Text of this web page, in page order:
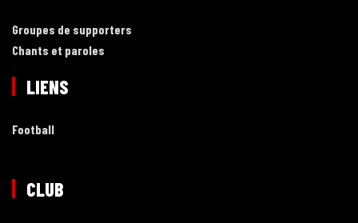
Groupes de supporters
Chants et paroles
LIENS
Football
CLUB